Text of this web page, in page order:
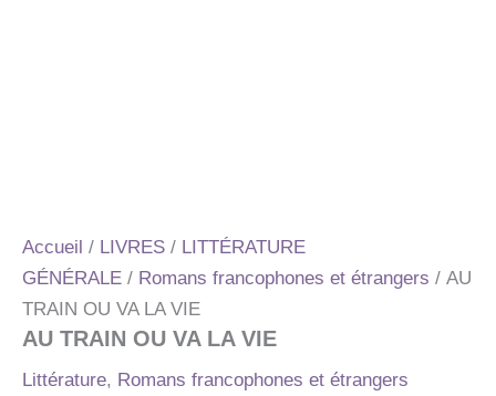
Accueil / LIVRES / LITTÉRATURE
GÉNÉRALE / Romans francophones et étrangers / AU
TRAIN OU VA LA VIE
AU TRAIN OU VA LA VIE
Littérature, Romans francophones et étrangers